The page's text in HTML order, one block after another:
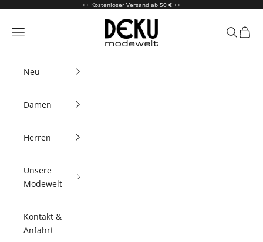
++ Kostenloser Versand ab 50 € ++
Deku Modewelt
Menü Suchen
Neu
Damen
Herren
Unsere
Modewelt
Kontakt &
Anfahrt